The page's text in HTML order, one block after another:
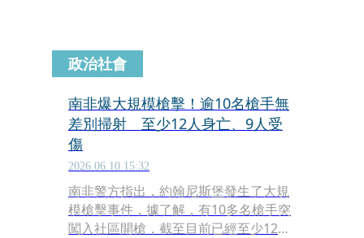
政治社會
南非爆大規模槍擊！逾10名槍手無
差別掃射 至少12人身亡、9人受
傷
2026.06.10 15:32
南非警方指出，約翰尼斯堡發生了大規
模槍擊事件，據了解，有10多名槍手突
闖入社區開槍，截至目前已經至少12人